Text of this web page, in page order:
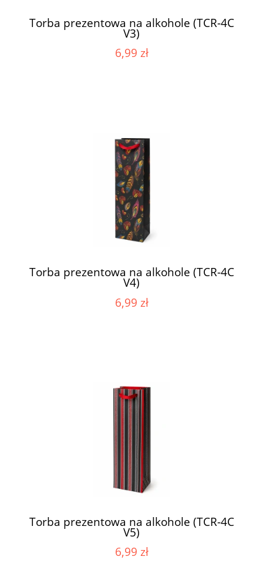
Torba prezentowa na alkohole (TCR-4C
V3)
6,99 zł
Torba prezentowa na alkohole (TCR-4C
V4)
6,99 zł
Torba prezentowa na alkohole (TCR-4C
V5)
6,99 zł